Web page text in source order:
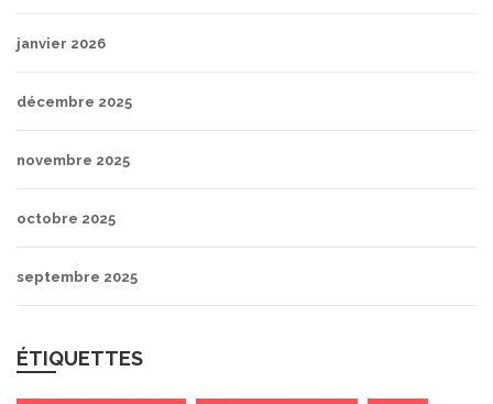
janvier 2026
décembre 2025
novembre 2025
octobre 2025
septembre 2025
ÉTIQUETTES